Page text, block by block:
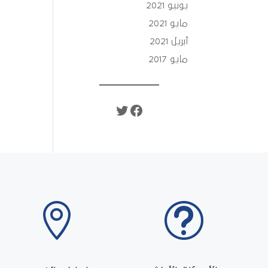
يونيو 2021
مايو 2021
أبريل 2021
مايو 2017
فيسبوك
تويتر
 t